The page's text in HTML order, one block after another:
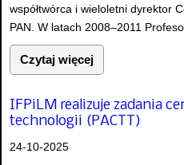
współtwórca i wieloletni dyrektor
PAN. W latach 2008–2011
Czytaj więcej
IFPiLM realizuje zadania
technologii (PACTT)
24-10-2025